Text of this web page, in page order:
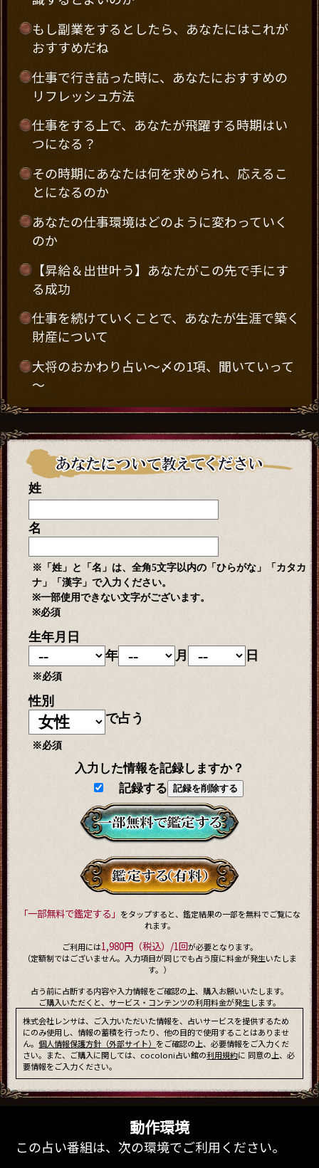
もし副業をするとしたら、あなたにはこれが
おすすめだね
仕事で行き詰った時に、あなたにおすすめの
リフレッシュ方法
仕事をする上で、あなたが飛躍する時期はい
つになる？
その時期にあなたは何を求められ、応えるこ
とになるのか
あなたの仕事環境はどのように変わっていく
のか
【昇給＆出世叶う】あなたがこの先で手にす
る成功
仕事を続けていくことで、あなたが生涯で築く
財産について
大将のおかわり占い～〆の1項、聞いていって
～
姓
名
※「姓」と「名」は、 全角5文字以内の「ひらがな」「カタカ
ナ」「漢字」で入力ください。
※一部使用できない文字がございます。
※必須
生年月日
年
月 日
※必須
性別
で占う
※必須
入力した情報を記録しますか？
記録する
記録を削除する
「一部無料で鑑定する」 をタップすると、鑑定結果の一部を無料でご覧にな
れます。
ご利用には1,980円（税込）/1回が必要となります。
（定額制ではございません。入力項目が同じでも占う度に料金が発生いたしま
す。）
占う前に占断する内容や入力情報をご確認の上、購入お願いいたします。
ご購入いただくと、サービス・コンテンツの利用料金が発生します。
株式会社レンサは、ご入力いただいた情報を、占いサービスを提供するため
にのみ使用し、情報の蓄積を行ったり、他の目的で使用することはありませ
ん。個人情報保護方針（外部サイト） をご確認の上、必要情報をご入力くだ
さい。また、ご購入に関しては、cocoloni占い館の利用規約に 同意の上、必
要情報をご入力ください。
動作環境
この占い番組は、次の環境でご利用ください。